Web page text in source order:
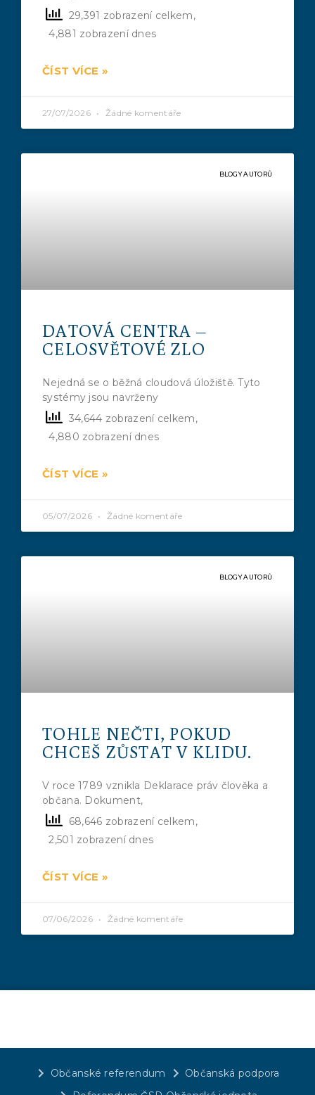
29,391 zobrazení celkem,
4,881 zobrazení dnes
ČÍST VÍCE »
27/07/2026 Žádné komentáře
BLOGY AUTORŮ
DATOVÁ CENTRA –
CELOSVĚTOVÉ ZLO
Nejedná se o běžná cloudová úložiště. Tyto
systémy jsou navrženy
34,644 zobrazení celkem,
4,880 zobrazení dnes
ČÍST VÍCE »
05/07/2026 Žádné komentáře
BLOGY AUTORŮ
TOHLE NEČTI, POKUD
CHCEŠ ZŮSTAT V KLIDU.
V roce 1789 vznikla Deklarace práv člověka a
občana. Dokument,
68,646 zobrazení celkem,
2,501 zobrazení dnes
ČÍST VÍCE »
07/06/2026 Žádné komentáře
Občanské referendum
Občanská podpora